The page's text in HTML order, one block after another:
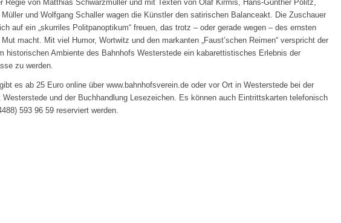
Regie von Matthias Schwarzmüller und mit Texten von Olaf Kirmis, Hans-Günther Pölitz,
und Wolfgang Schaller wagen die Künstler den satirischen Balanceakt. Die Zuschauer
auf ein „skurriles Politpanoptikum“ freuen, das trotz – oder gerade wegen – des ernsten
macht. Mit viel Humor, Wortwitz und den markanten „Faust’schen Reimen“ verspricht der
historischen Ambiente des Bahnhofs Westerstede ein kabarettistisches Erlebnis der
zu werden.
es ab 25 Euro online über www.bahnhofsverein.de oder vor Ort in Westerstede bei der
Westerstede und der Buchhandlung Lesezeichen. Es können auch Eintrittskarten telefonisch
593 96 59 reserviert werden.